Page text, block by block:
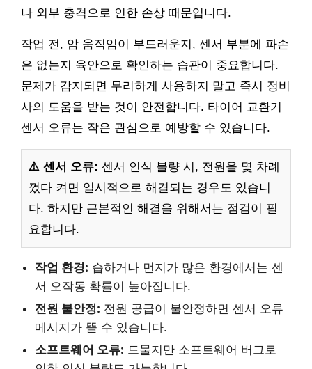
나 외부 충격으로 인한 손상 때문입니다.
작업 전, 암 움직임이 부드러운지, 센서 부분에 파손
은 없는지 육안으로 확인하는 습관이 중요합니다.
문제가 감지되면 무리하게 사용하지 말고 즉시 정비
사의 도움을 받는 것이 안전합니다. 타이어 교환기
센서 오류는 작은 관심으로 예방할 수 있습니다.
⚠️ 센서 오류: 센서 인식 불량 시, 전원을 몇 차례
껐다 켜면 일시적으로 해결되는 경우도 있습니
다. 하지만 근본적인 해결을 위해서는 점검이 필
요합니다.
작업 환경: 습하거나 먼지가 많은 환경에서는 센
서 오작동 확률이 높아집니다.
전원 불안정: 전원 공급이 불안정하면 센서 오류
메시지가 뜰 수 있습니다.
소프트웨어 오류: 드물지만 소프트웨어 버그로